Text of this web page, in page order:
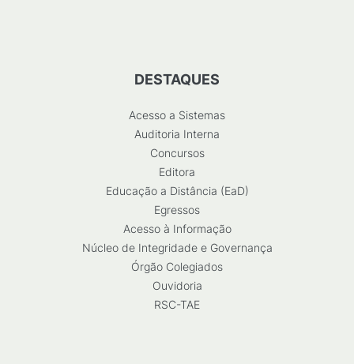
DESTAQUES
Acesso a Sistemas
Auditoria Interna
Concursos
Editora
Educação a Distância (EaD)
Egressos
Acesso à Informação
Núcleo de Integridade e Governança
Órgão Colegiados
Ouvidoria
RSC-TAE